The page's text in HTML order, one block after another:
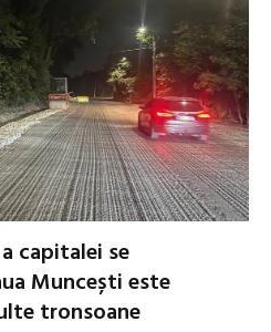
capitalei se
Muncești este
tronsoane